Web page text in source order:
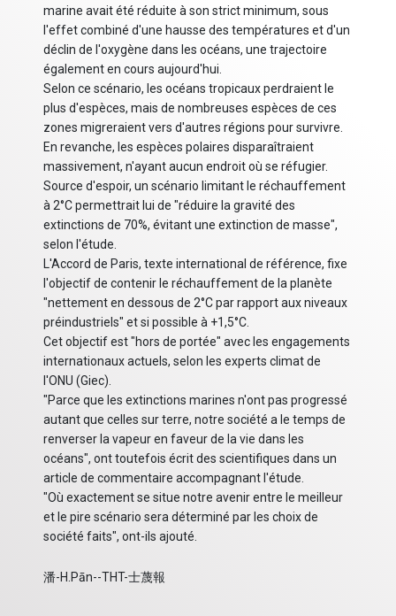
marine avait été réduite à son strict minimum, sous
l'effet combiné d'une hausse des températures et d'un
déclin de l'oxygène dans les océans, une trajectoire
également en cours aujourd'hui.
Selon ce scénario, les océans tropicaux perdraient le
plus d'espèces, mais de nombreuses espèces de ces
zones migreraient vers d'autres régions pour survivre.
En revanche, les espèces polaires disparaîtraient
massivement, n'ayant aucun endroit où se réfugier.
Source d'espoir, un scénario limitant le réchauffement
à 2°C permettrait lui de "réduire la gravité des
extinctions de 70%, évitant une extinction de masse",
selon l'étude.
L'Accord de Paris, texte international de référence, fixe
l'objectif de contenir le réchauffement de la planète
"nettement en dessous de 2°C par rapport aux niveaux
préindustriels" et si possible à +1,5°C.
Cet objectif est "hors de portée" avec les engagements
internationaux actuels, selon les experts climat de
l'ONU (Giec).
"Parce que les extinctions marines n'ont pas progressé
autant que celles sur terre, notre société a le temps de
renverser la vapeur en faveur de la vie dans les
océans", ont toutefois écrit des scientifiques dans un
article de commentaire accompagnant l'étude.
"Où exactement se situe notre avenir entre le meilleur
et le pire scénario sera déterminé par les choix de
société faits", ont-ils ajouté.
潘-H.Pān--THT-士蔑報